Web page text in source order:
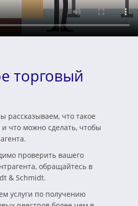
торговый
рассказываем, что такое
что можно сделать, чтобы
проверить вашего
обращайтесь в
& Schmidt.
услуги по получению